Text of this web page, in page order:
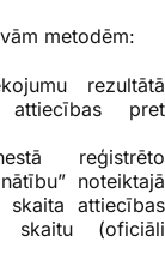
metodēm:
rezultātā
pret
reģistrēto
noteiktajā
skaita attiecības
skaitu (oficiāli